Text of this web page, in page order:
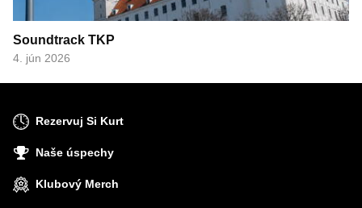
Soundtrack TKP
4. jún 2026
Rezervuj Si Kurt
Naše úspechy
Klubový Merch